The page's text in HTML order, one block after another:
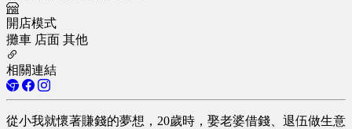
開店模式
攤車 店面 其他
相關連結
從小我就懷著賺錢的夢想，20歲時，娶老婆借錢、退伍做生意